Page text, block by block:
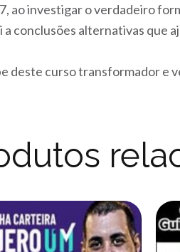
ao investigar o verdadeiro
a conclusões alternativas que
deste curso transformador e